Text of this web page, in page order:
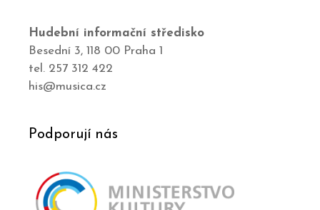
Hudební informační středisko
Besední 3, 118 00 Praha 1
tel. 257 312 422
his@musica.cz
Podporují nás